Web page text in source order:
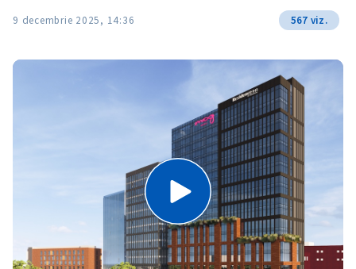
9 decembrie 2025, 14:36 567 viz.